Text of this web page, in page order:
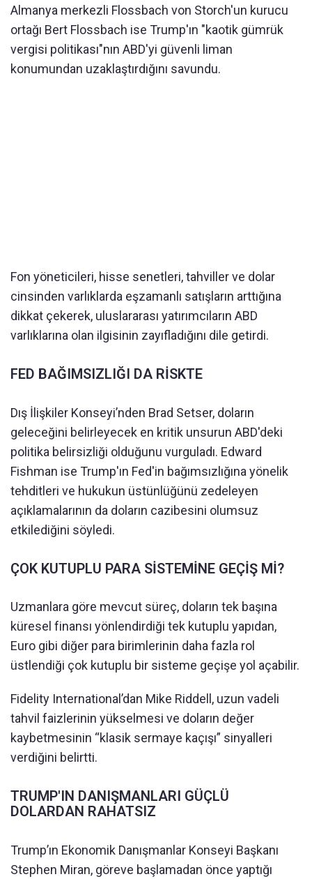
Almanya merkezli Flossbach von Storch'un kurucu
ortağı Bert Flossbach ise Trump'ın "kaotik gümrük
vergisi politikası"nın ABD'yi güvenli liman
konumundan uzaklaştırdığını savundu.
Fon yöneticileri, hisse senetleri, tahviller ve dolar
cinsinden varlıklarda eşzamanlı satışların arttığına
dikkat çekerek, uluslararası yatırımcıların ABD
varlıklarına olan ilgisinin zayıfladığını dile getirdi.
FED BAĞIMSIZLIĞI DA RİSKTE
Dış İlişkiler Konseyi’nden Brad Setser, doların
geleceğini belirleyecek en kritik unsurun ABD'deki
politika belirsizliği olduğunu vurguladı. Edward
Fishman ise Trump'ın Fed'in bağımsızlığına yönelik
tehditleri ve hukukun üstünlüğünü zedeleyen
açıklamalarının da doların cazibesini olumsuz
etkilediğini söyledi.
ÇOK KUTUPLU PARA SİSTEMİNE GEÇİŞ Mİ?
Uzmanlara göre mevcut süreç, doların tek başına
küresel finansı yönlendirdiği tek kutuplu yapıdan,
Euro gibi diğer para birimlerinin daha fazla rol
üstlendiği çok kutuplu bir sisteme geçişe yol açabilir.
Fidelity International’dan Mike Riddell, uzun vadeli
tahvil faizlerinin yükselmesi ve doların değer
kaybetmesinin “klasik sermaye kaçışı” sinyalleri
verdiğini belirtti.
TRUMP'IN DANIŞMANLARI GÜÇLÜ
DOLARDAN RAHATSIZ
Trump’ın Ekonomik Danışmanlar Konseyi Başkanı
Stephen Miran, göreve başlamadan önce yaptığı